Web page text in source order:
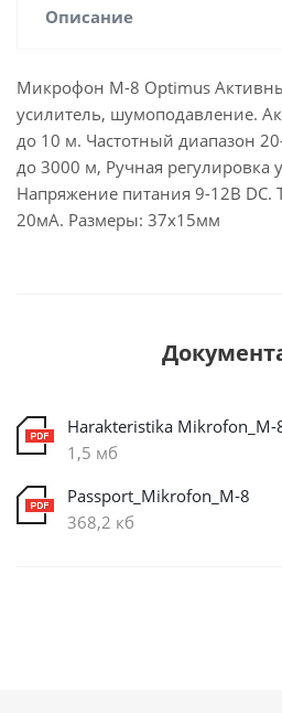
Описание
Микрофон М-8 Optimus
усилитель, шумоподавление.
до 10 м. Частотный диапазон
до 3000 м, Ручная регулировка
Напряжение питания 9-12В DC.
20мА. Размеры: 37х15мм
Harakteristika Mikrofon_M-
1,5 мб
Passport_Mikrofon_M-8
368,2 кб